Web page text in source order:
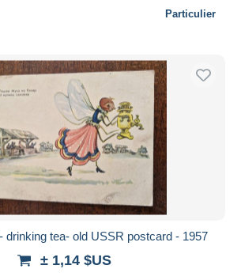
Particulier
drinking tea- old USSR postcard - 1957
± 1,14 $US